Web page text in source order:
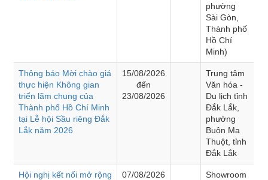
phường
Sài Gòn,
Thành phố
Hồ Chí
Minh)
Thông báo Mời chào giá
thực hiện Không gian
triển lãm chung của
Thành phố Hồ Chí Minh
tại Lễ hội Sầu riêng Đắk
Lắk năm 2026
15/08/2026
đến
23/08/2026
Trung tâm
Văn hóa -
Du lịch tỉnh
Đắk Lắk,
phường
Buôn Ma
Thuột, tỉnh
Đắk Lắk
Hội nghị kết nối mở rộng
07/08/2026
Showroom